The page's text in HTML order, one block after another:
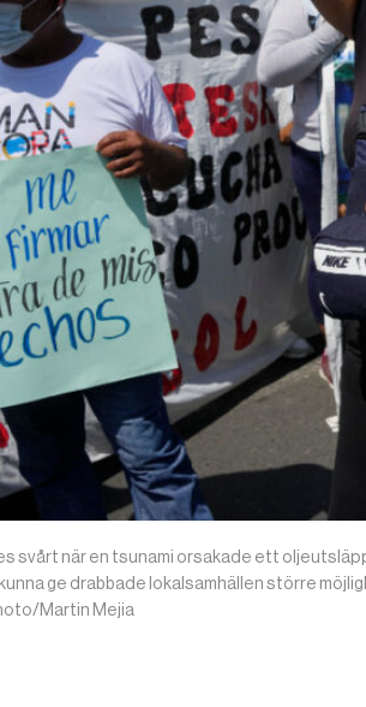
svårt när en tsunami orsakade ett
ge drabbade lokalsamhällen större
Martin Mejia